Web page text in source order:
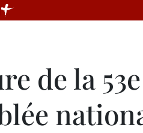
de la